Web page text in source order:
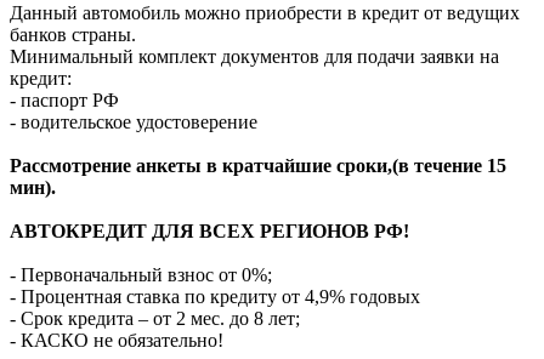
Данный автомобиль можно приобрести в кредит от ведущих
банков страны.
Минимальный комплект документов для подачи заявки на
кредит:
- паспорт РФ
- водительское удостоверение
Рассмотрение анкеты в кратчайшие сроки,(в течение 15
мин).
АВТОКРЕДИТ ДЛЯ ВСЕХ РЕГИОНОВ РФ!
- Первоначальный взнос от 0%;
- Процентная ставка по кредиту от 4,9% годовых
- Срок кредита – от 2 мес. до 8 лет;
- КАСКО не обязательно!